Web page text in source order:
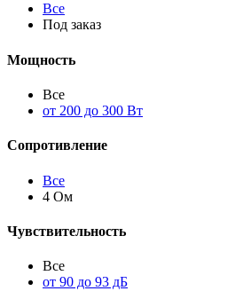
Все
Под заказ
Мощность
Все
от 200 до 300 Вт
Сопротивление
Все
4 Ом
Чувствительность
Все
от 90 до 93 дБ